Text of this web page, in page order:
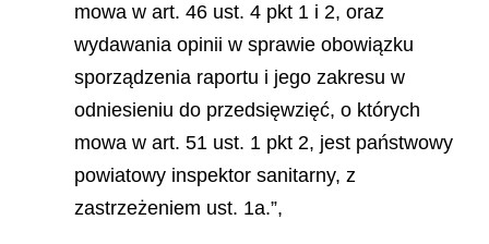
mowa w art. 46 ust. 4 pkt 1 i 2, oraz
wydawania opinii w sprawie obowiązku
sporządzenia raportu i jego zakresu w
odniesieniu do przedsięwzięć, o których
mowa w art. 51 ust. 1 pkt 2, jest państwowy
powiatowy inspektor sanitarny, z
zastrzeżeniem ust. 1a.”,